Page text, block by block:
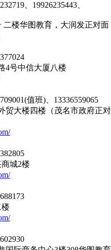
、19926235443、
楼华图教育，大润发正对面
4号中信大厦八楼
值班)、13336559065
贸大楼四楼（茂名市政府正对
城2楼